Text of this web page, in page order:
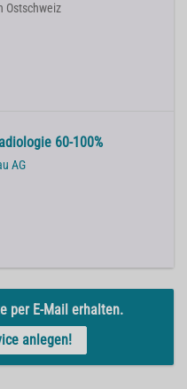
Ostschweiz
60-100%
AG
per E-Mail erhalten.
anlegen!